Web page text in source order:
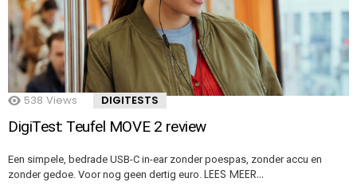
538 Views DIGITESTS
DigiTest: Teufel MOVE 2 review
Een simpele, bedrade USB-C in-ear zonder poespas, zonder accu en
zonder gedoe. Voor nog geen dertig euro. LEES MEER…